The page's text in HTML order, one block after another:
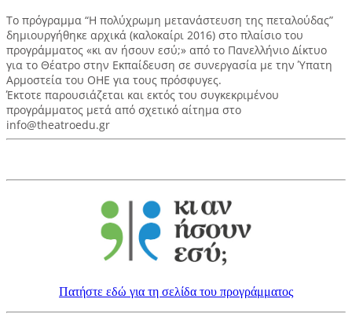
Το πρόγραμμα “Η πολύχρωμη μετανάστευση της πεταλούδας”
δημιουργήθηκε αρχικά (καλοκαίρι 2016) στο πλαίσιο του
προγράμματος «κι αν ήσουν εσύ;» από το Πανελλήνιο Δίκτυο
για το Θέατρο στην Εκπαίδευση σε συνεργασία με την Ύπατη
Αρμοστεία του ΟΗΕ για τους πρόσφυγες.
Έκτοτε παρουσιάζεται και εκτός του συγκεκριμένου
προγράμματος μετά από σχετικό αίτημα στο
info@theatroedu.gr
Πατήστε εδώ για τη σελίδα του προγράμματος